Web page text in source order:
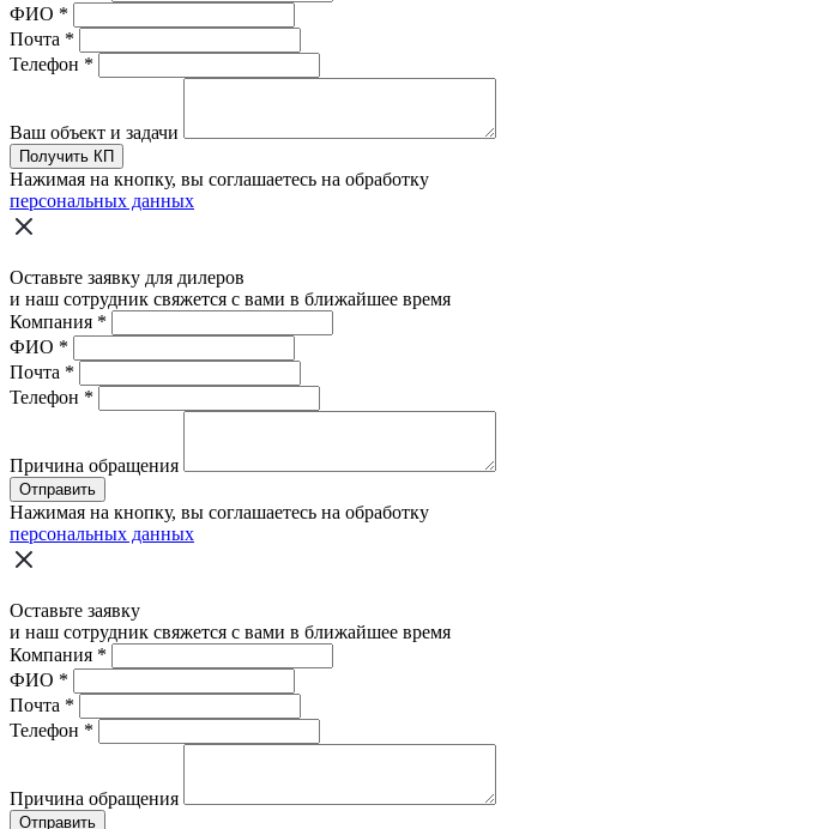
ФИО *
Почта *
Телефон *
Ваш объект и задачи
Получить КП
Нажимая на кнопку, вы соглашаетесь на обработку
персональных данных
Оставьте заявку для дилеров
и наш сотрудник свяжется с вами в ближайшее время
Компания *
ФИО *
Почта *
Телефон *
Причина обращения
Отправить
Нажимая на кнопку, вы соглашаетесь на обработку
персональных данных
Оставьте заявку
и наш сотрудник свяжется с вами в ближайшее время
Компания *
ФИО *
Почта *
Телефон *
Причина обращения
Отправить